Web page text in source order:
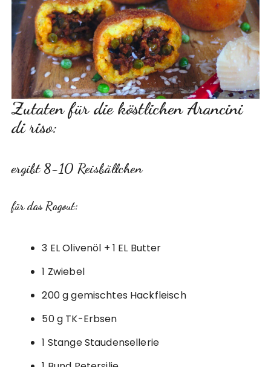
Zutaten für die köstlichen Arancini
di riso:
ergibt 8-10 Reisbällchen
für das Ragout:
3 EL Olivenöl + 1 EL Butter
1 Zwiebel
200 g gemischtes Hackfleisch
50 g TK-Erbsen
1 Stange Staudensellerie